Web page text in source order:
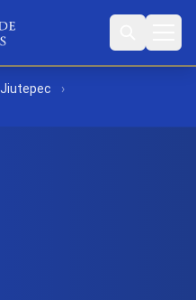
Jiutepec
›